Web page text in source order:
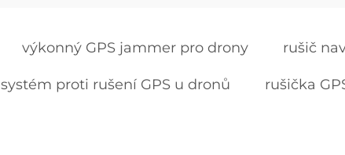
výkonný GPS jammer pro drony rušič
systém proti rušení GPS u dronů rušička